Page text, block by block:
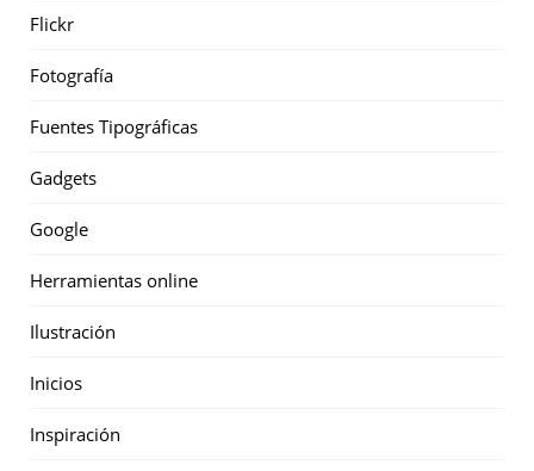
Flickr
Fotografía
Fuentes Tipográficas
Gadgets
Google
Herramientas online
Ilustración
Inicios
Inspiración